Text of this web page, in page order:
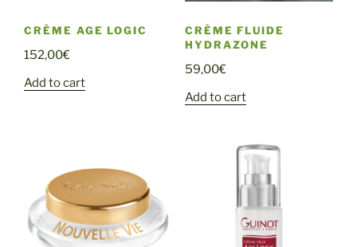
CRÈME AGE LOGIC
152,00€
Add to cart
CRÈME FLUIDE
HYDRAZONE
59,00€
Add to cart